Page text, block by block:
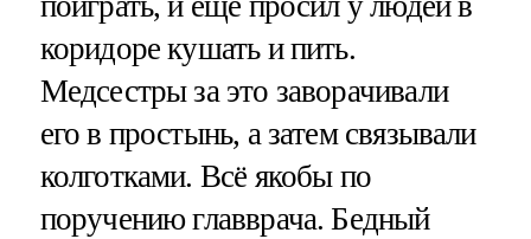
коридоре кушать и пить.
Медсестры за это заворачивали
его в простынь, а затем связывали
колготками. Всё якобы по
поручению главврача. Бедный